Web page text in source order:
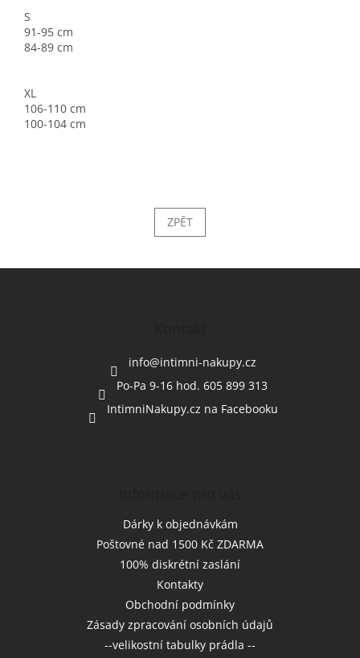
S
91-95 cm
84-89 cm
XL
106-110 cm
100-104 cm
ZPĚT
info@intimni-nakupy.cz
Po-Pa 9-16 hod. 605 899 313
IntimniNakupy.cz na Facebooku
Dárky k objednávkám
Poštovné nad 1500 Kč ZDARMA
100% diskrétní zaslání
Kontakty
Obchodní podmínky
Zásady zpracování osobních údajů
--velikostní tabulky prádla --